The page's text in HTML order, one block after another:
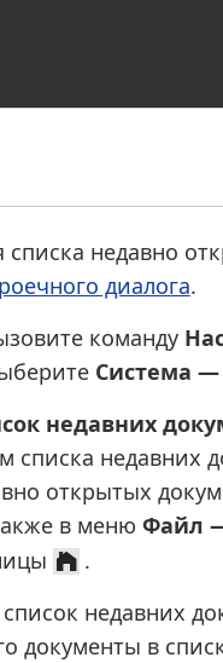
недавно
диалога.
команду
Система
недавних
списка недавних
открытых
в меню Файл
.
недавних
документы в